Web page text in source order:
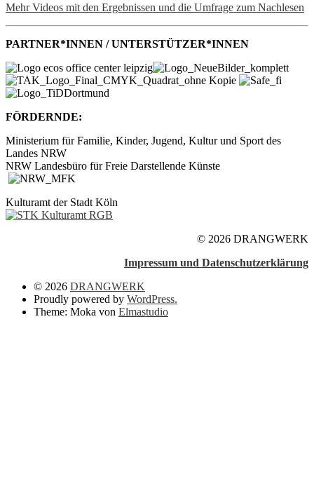
Mehr Videos mit den Ergebnissen und die Umfrage zum Nachlesen
PARTNER*INNEN / UNTERSTÜTZER*INNEN
FÖRDERNDE:
Ministerium für Familie, Kinder, Jugend, Kultur und Sport des
Landes NRW
NRW Landesbüro für Freie Darstellende Künste
Kulturamt der Stadt Köln
© 2026 DRANGWERK
Impressum und Datenschutzerklärung
© 2026 DRANGWERK
Proudly powered by WordPress.
Theme: Moka von Elmastudio